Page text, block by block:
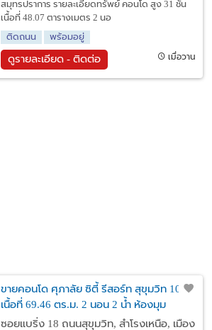
สมุทรปราการ รายละเอียดทรัพย์ คอนโด สูง 31 ชั้น
เนื้อที่ 48.07 ตารางเมตร 2 นอ
ติดถนน
พร้อมอยู่
ดูรายละเอียด - ติดต่อ เมื่อวาน
ขายคอนโด ศุภาลัย ซิตี้ รีสอร์ท สุขุมวิท 107
เนื้อที่ 69.46 ตร.ม. 2 นอน 2 น้ำ ห้องมุม
ซอยแบริ่ง 18 ถนนสุขุมวิท, สำโรงเหนือ, เมือง